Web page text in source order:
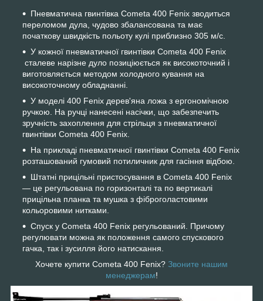
Пневматична гвинтівка Cometa 400 Fenix зводиться
переломом дула, чудово збалансована та має
початкову швидкість польоту кулі приблизно 305 м/с.
У кожної пневматичної гвинтівки Cometa 400 Fenix
сталеве нарізне дуло позиціюється як високоточний і
виготовляється методом холодного кування на
високоточному обладнанні.
У моделі 400 Fenix дерев'яна ложа з ергономічною
ручкою. На ручці нанесені насічки, що забезпечить
зручність захоплення для стрільця з пневматичної
гвинтівки Cometa 400 Fenix.
На прикладі пневматичної гвинтівки Cometa 400 Fenix
розташований гумовий потиличник для гасіння відбою.
Штатні прицільні пристосування в Cometa 400 Fenix
— це регульована по горизонталі та по вертикалі
прицільна планка та мушка з фіброголастовими
кольоровими нитками.
Спуск у Cometa 400 Fenix регульований. Причому
регулювати можна як положення самого спускового
гачка, так і зусилля його натискання.
Хочете купити Cometa 400 Fenix? Звоните нашим
менеджерам!